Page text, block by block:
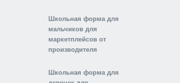
Школьная форма для
мальчиков для
маркетплейсов от
производителя
Школьная форма для